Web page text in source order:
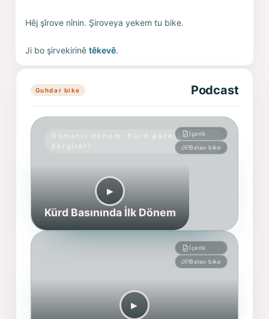
Hêj şîrove nînin. Şiroveya yekem tu bike.
Ji bo şirvekirinêtêkevê.
Guhdar bike Podcast
Osmanlı dönemi Kürd gazete ve
dergileri
İçerik
Belav bike
▶︎
Kürd Basınında İlk Dönem
İçerik
Belav bike
▶︎